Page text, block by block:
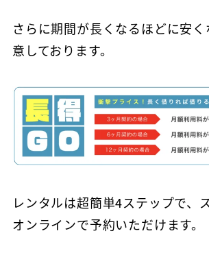
さらに期間が長くなるほどに安
意しております。
レンタルは超簡単4ステップで、
オンラインで予約いただけます。